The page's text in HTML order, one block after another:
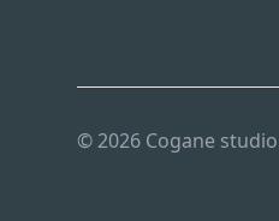
© 2026 Cogane